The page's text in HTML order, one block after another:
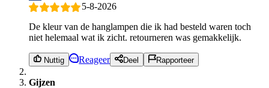
5-8-2026
De kleur van de hanglampen die ik had besteld waren toch
niet helemaal wat ik zicht. retourneren was gemakkelijk.
Nuttig Reageer Deel Rapporteer
Gijzen